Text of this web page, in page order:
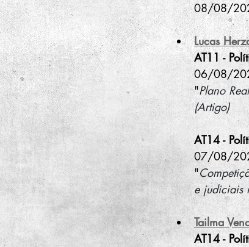
08/08/
Lucas
AT11 -
06/08/
"Plano
(Artigo)
AT14 -
07/08/
"
e judiciais
Tailma
AT14 -